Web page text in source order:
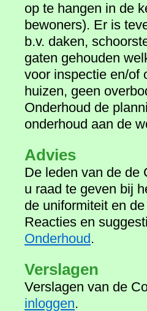
op te hangen in de
bewoners). Er is
b.v. daken,
gaten gehouden
voor inspectie en/of
huizen, geen
Onderhoud de
onderhoud aan de
Advies
De leden van de de
u raad te geven bij
de uniformiteit en
Reacties en
Onderhoud.
Verslagen
Verslagen van de
inloggen.